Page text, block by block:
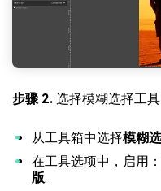
步骤 2. 选择模糊选择工具
从工具箱中选择模糊
在工具选项中，启用：
版.